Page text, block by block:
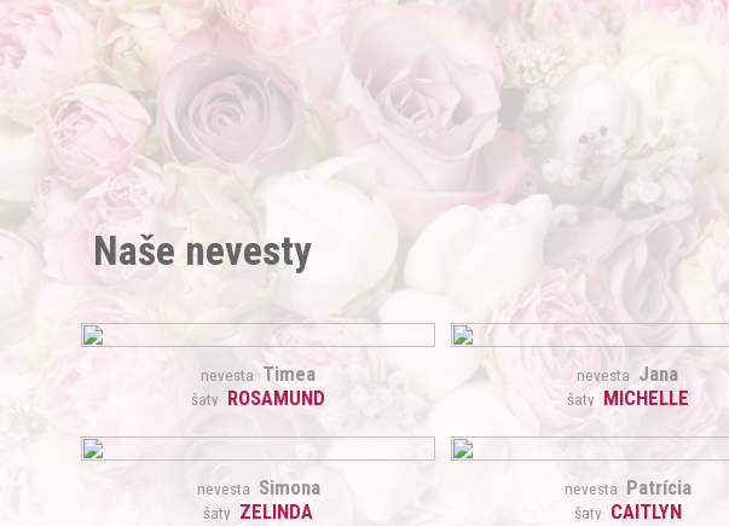
Naše nevesty
nevesta Timea
šaty ROSAMUND
nevesta Jana
šaty MICHELLE
nevesta Simona
šaty ZELINDA
nevesta Patrícia
šaty CAITLYN